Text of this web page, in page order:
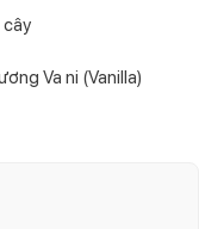
Va ni (Vanilla)